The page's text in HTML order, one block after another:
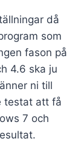
då
som
fason på
4.6 ska ju
ni till
testat att få
7 och